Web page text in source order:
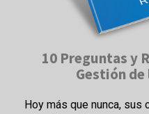
10 Preguntas y
Gestión
Hoy más que nunca, sus